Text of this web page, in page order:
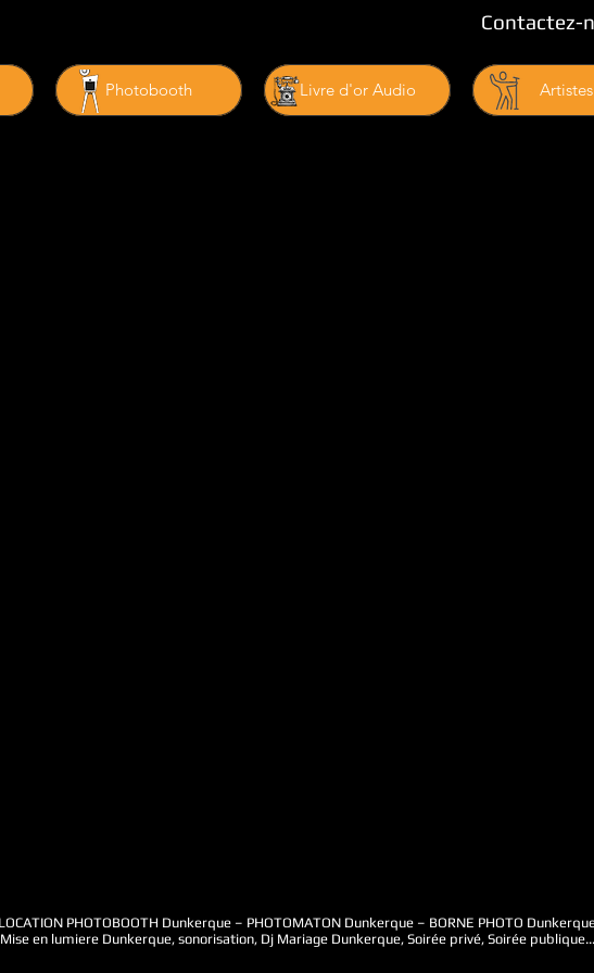
Contactez-
Photobooth Livre d'or Audio Artistes
PHOTOBOOTH Dunkerque – PHOTOMATON Dunkerque – BORNE PHOTO
en lumiere Dunkerque, sonorisation, Dj Mariage Dunkerque, Soirée privé, Soirée publique...